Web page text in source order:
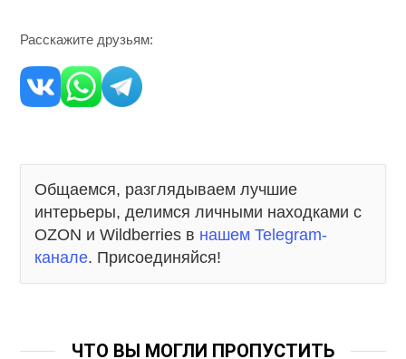
Расскажите друзьям:
Общаемся, разглядываем лучшие
интерьеры, делимся личными находками с
OZON и Wildberries в нашем Telegram-
канале. Присоединяйся!
ЧТО ВЫ МОГЛИ ПРОПУСТИТЬ